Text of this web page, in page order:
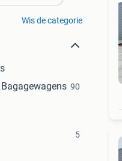
Wis de categorie
90
5